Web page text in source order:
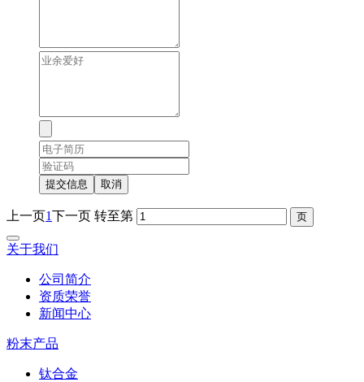
提交信息 取消
上一页1下一页 转至第
关于我们
公司简介
资质荣誉
新闻中心
粉末产品
钛合金